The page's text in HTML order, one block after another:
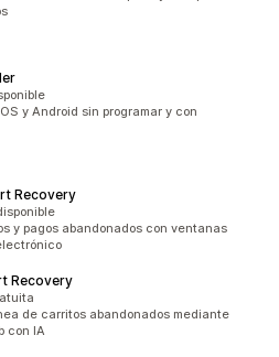
y Android sin programar y con
Recovery
y pagos abandonados con ventanas
Recovery
de carritos abandonados mediante
con IA